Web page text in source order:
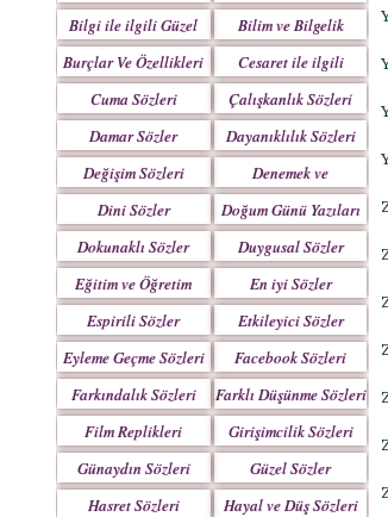
Sözler
Bilgi ile ilgili Güzel
Sözler
Bilim ve Bilgelik
Sözleri
Burçlar Ve Özellikleri
Cesaret ile ilgili
Yazılar
Cuma Sözleri
Çalışkanlık Sözleri
Damar Sözler
Dayanıklılık Sözleri
Değişim Sözleri
Denemek ve
Çabalamak Sözleri
Dini Sözler
Doğum Günü Yazıları
Dokunaklı Sözler
Duygusal Sözler
Eğitim ve Öğretim
Sözleri
En iyi Sözler
Espirili Sözler
Etkileyici Sözler
Eyleme Geçme Sözleri
Facebook Sözleri
Farkındalık Sözleri
Farklı Düşünme Sözleri
Film Replikleri
Girişimcilik Sözleri
Günaydın Sözleri
Güzel Sözler
Hasret Sözleri
Hayal ve Düş Sözleri